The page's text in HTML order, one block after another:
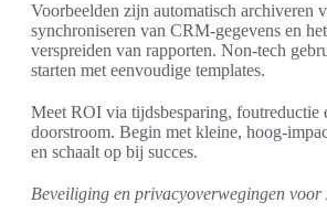
Voorbeelden zijn automatisch archiveren
synchroniseren van CRM-gegevens en
verspreiden van rapporten. Non-tech
starten met eenvoudige templates.
Meet ROI via tijdsbesparing, foutreductie
doorstroom. Begin met kleine, hoog-
en schaalt op bij succes.
Beveiliging en privacyoverwegingen voor